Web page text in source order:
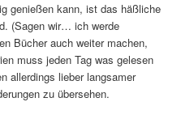
genießen kann, ist das häßliche
(Sagen wir… ich werde
Bücher auch weiter machen,
muss jeden Tag was gelesen
allerdings lieber langsamer
zu übersehen.